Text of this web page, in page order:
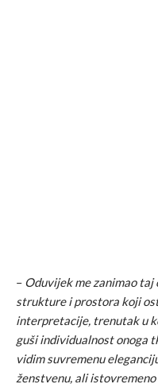
– Oduvijek me zanimao taj
strukture i prostora koji
interpretacije, trenutak u
guši individualnost onoga
vidim suvremenu
ženstvenu, ali